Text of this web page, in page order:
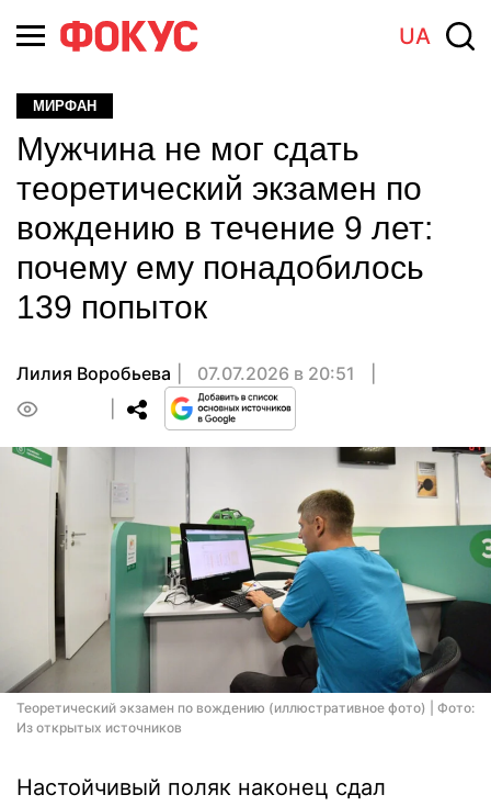
UA
МИРФАН
Мужчина не мог сдать
теоретический экзамен по
вождению в течение 9 лет:
почему ему понадобилось
139 попыток
Лилия Воробьева
07.07.2026 в 20:51
Теоретический экзамен по вождению (иллюстративное фото) | Фото:
Из открытых источников
Настойчивый поляк наконец сдал